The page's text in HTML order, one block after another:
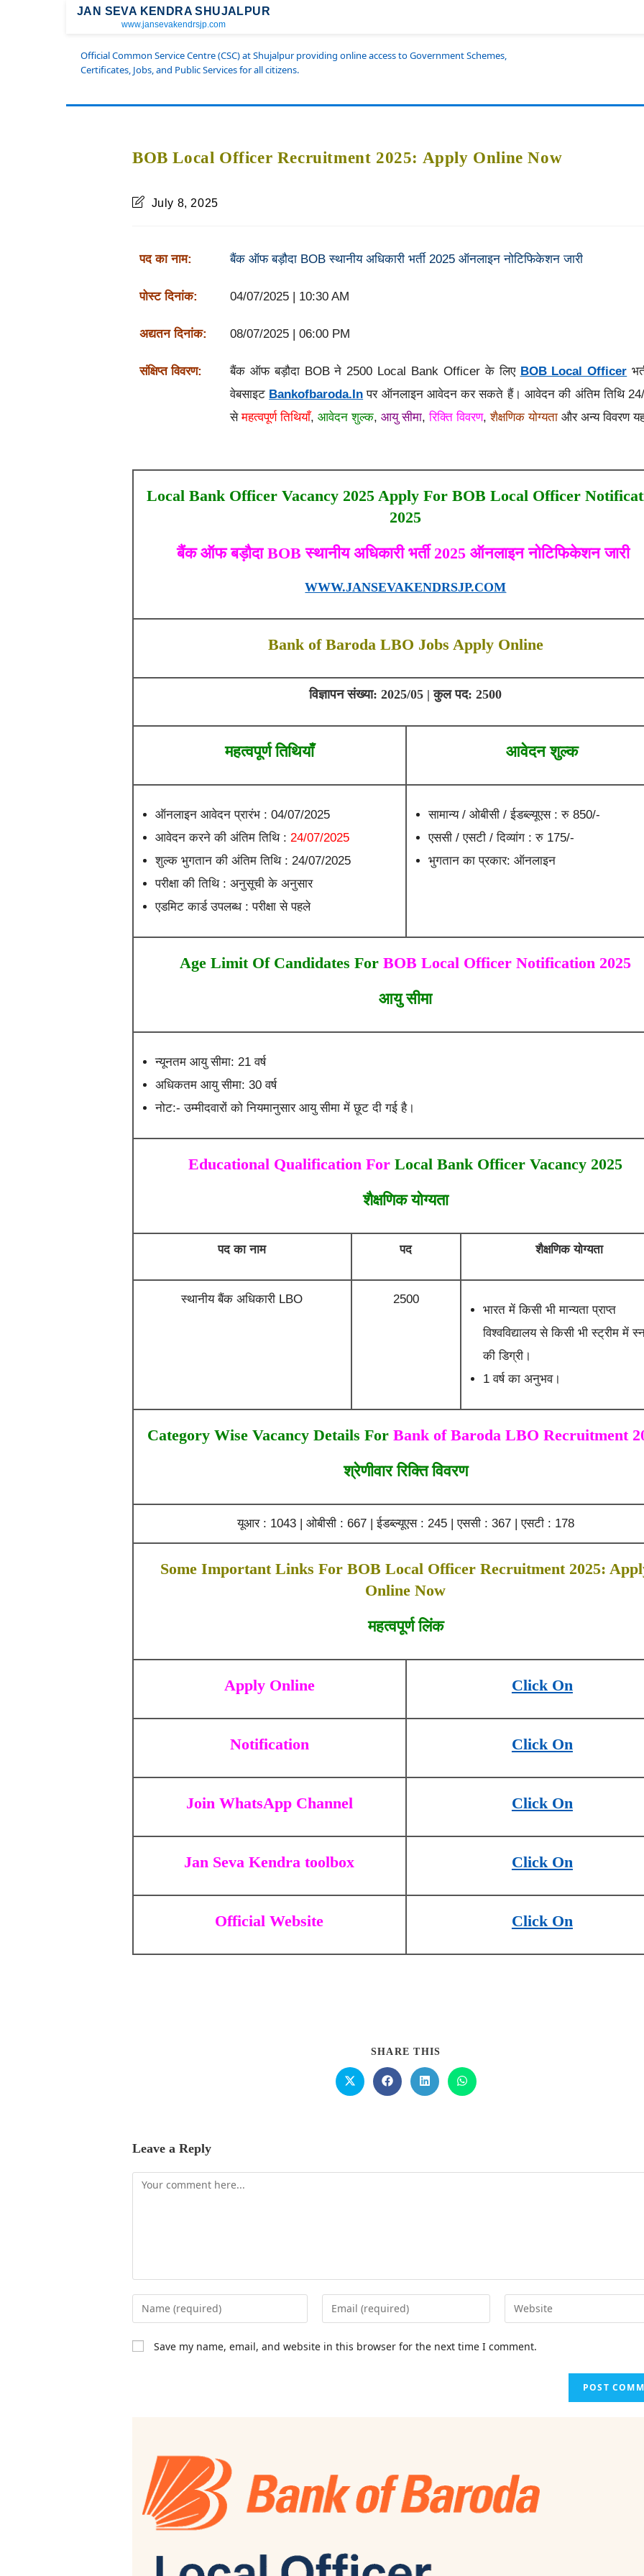
JAN SEVA KENDRA SHUJALPUR
www.jansevakendrsjp.com
Official Common Service Centre (CSC) at Shujalpur providing online access to Government Schemes,
Certificates, Jobs, and Public Services for all citizens.
BOB Local Officer Recruitment 2025: Apply Online Now
July 8, 2025
पद का नाम: बैंक ऑफ बड़ौदा BOB स्थानीय अधिकारी भर्ती 2025 ऑनलाइन नोटिफिकेशन जारी
पोस्ट दिनांक: 04/07/2025 | 10:30 AM
अद्यतन दिनांक: 08/07/2025 | 06:00 PM
संक्षिप्त विवरण: बैंक ऑफ बड़ौदा BOB ने 2500 Local Bank Officer के लिए BOB Local Officer
वेबसाइट Bankofbaroda.in पर ऑनलाइन आवेदन कर सकते हैं। आवेदन की अंतिम तिथि 24/
सेमहत्वपूर्ण तिथियाँ, आवेदन शुल्क, आयु सीमा,रिक्ति विवरण,शैक्षणिक योग्यताऔर अन्य विवरण
Local Bank Officer Vacancy 2025 Apply For BOB Local Officer
2025
बैंक ऑफ बड़ौदा BOB स्थानीय अधिकारी भर्ती 2025 ऑनलाइन नोटिफिकेशन जारी
WWW.JANSEVAKENDRSJP.COM
Bank of Baroda LBO Jobs Apply Online
विज्ञापन संख्या: 2025/05 | कुल पद: 2500
महत्वपूर्ण तिथियाँ आवेदन शुल्क
ऑनलाइन आवेदन प्रारंभ : 04/07/2025
आवेदन करने की अंतिम तिथि : 24/07/2025
शुल्क भुगतान की अंतिम तिथि : 24/07/2025
परीक्षा की तिथि : अनुसूची के अनुसार
एडमिट कार्ड उपलब्ध : परीक्षा से पहले
सामान्य / ओबीसी / ईडब्ल्यूएस : रु 850/-
एससी / एसटी / दिव्यांग : रु 175/-
भुगतान का प्रकार: ऑनलाइन
Age Limit Of Candidates ForBOB Local Officer Notification 2025
आयु सीमा
न्यूनतम आयु सीमा: 21 वर्ष
अधिकतम आयु सीमा: 30 वर्ष
नोट:- उम्मीदवारों को नियमानुसार आयु सीमा में छूट दी गई है।
Educational Qualification For Local Bank Officer Vacancy 2025
शैक्षणिक योग्यता
पद का नाम पद शैक्षणिक योग्यता
स्थानीय बैंक अधिकारी LBO 2500
भारत में किसी भी मान्यता प्राप्त
विश्वविद्यालय से किसी भी स्ट्रीम में
की डिग्री।
1 वर्ष का अनुभव।
Category Wise Vacancy Details ForBank of Baroda LBO Recruitment
श्रेणीवार रिक्ति विवरण
यूआर : 1043 | ओबीसी : 667 | ईडब्ल्यूएस : 245 | एससी : 367 | एसटी : 178
Some Important Links For BOB Local Officer Recruitment 2025:
Online Now
महत्वपूर्ण लिंक
Apply Online Click On
Notification Click On
Join WhatsApp Channel Click On
Jan Seva Kendra toolbox Click On
Official Website Click On
SHARE THIS
Leave a Reply
Save my name, email, and website in this browser for the next time I comment.